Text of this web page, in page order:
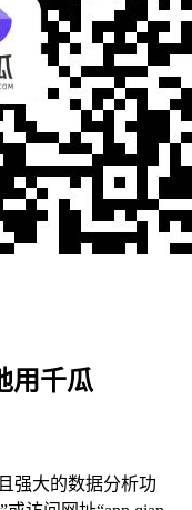
用千瓜
强大的数据分析功